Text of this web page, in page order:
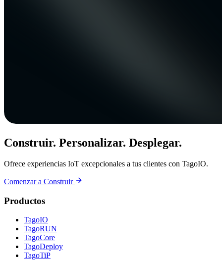
Construir. Personalizar. Desplegar.
Ofrece experiencias IoT excepcionales a tus clientes con TagoIO.
Comenzar a Construir
Productos
TagoIO
TagoRUN
TagoCore
TagoDeploy
TagoTiP